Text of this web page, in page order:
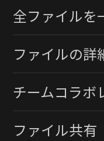
全ファイルを
ファイルの詳
チームコラボ
ファイル共有